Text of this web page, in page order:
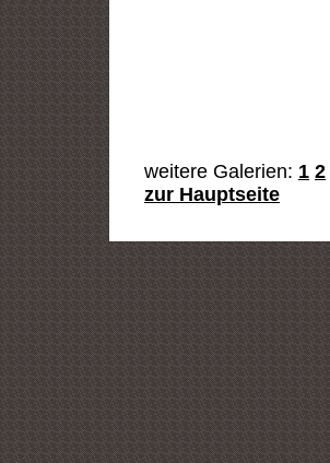
weitere Galerien: 1 2
zur Hauptseite